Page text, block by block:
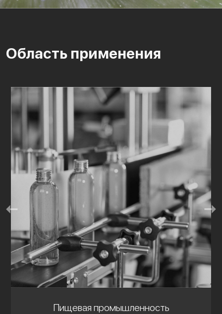
Область применения
Пищевая промышленность